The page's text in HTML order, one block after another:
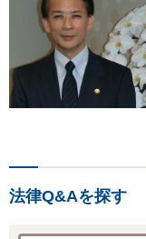
法律Q&Aを探す